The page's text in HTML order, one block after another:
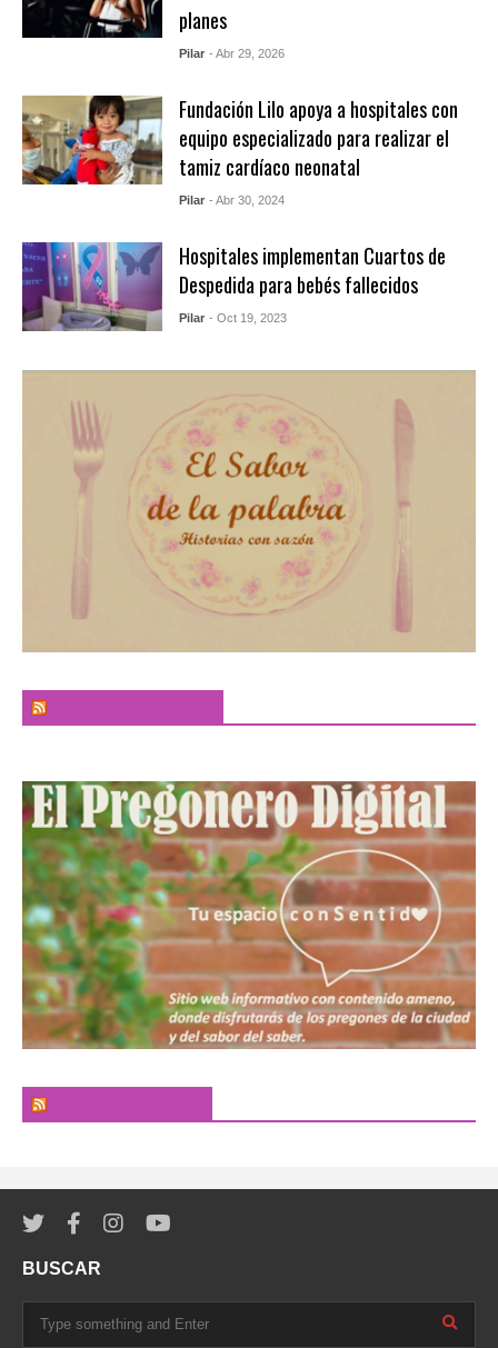
planes
Pilar - Abr 29, 2026
Fundación Lilo apoya a hospitales con
equipo especializado para realizar el
tamiz cardíaco neonatal
Pilar - Abr 30, 2024
Hospitales implementan Cuartos de
Despedida para bebés fallecidos
Pilar - Oct 19, 2023
BUSCAR